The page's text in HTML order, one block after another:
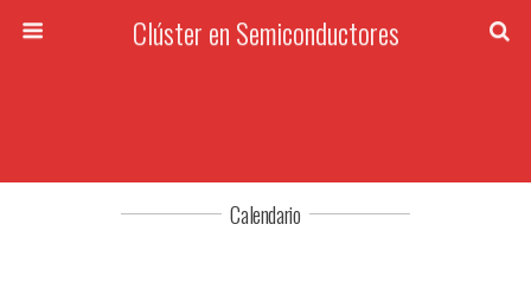
Clúster en Semiconductores
Calendario